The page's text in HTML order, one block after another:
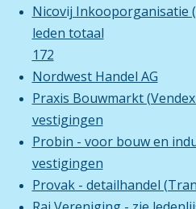
Nicovij Inkooporganisatie
leden totaal
172
Nordwest Handel AG
Praxis Bouwmarkt
vestigingen
Probin - voor bouw en
vestigingen
Provak - detailhandel